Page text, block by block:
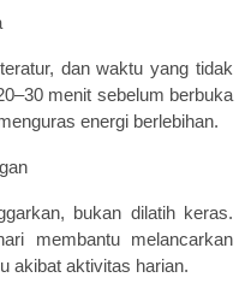
dan waktu yang tidak
menit sebelum berbuka
energi berlebihan.
bukan dilatih keras.
membantu melancarkan
akibat aktivitas harian.